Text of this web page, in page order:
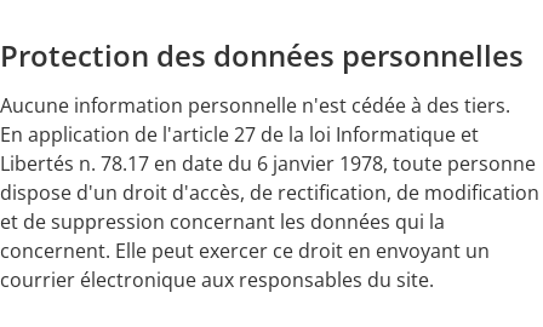
Protection des données personnelles
Aucune information personnelle n'est cédée à des tiers.
En application de l'article 27 de la loi Informatique et
Libertés n. 78.17 en date du 6 janvier 1978, toute personne
dispose d'un droit d'accès, de rectification, de modification
et de suppression concernant les données qui la
concernent. Elle peut exercer ce droit en envoyant un
courrier électronique aux responsables du site.